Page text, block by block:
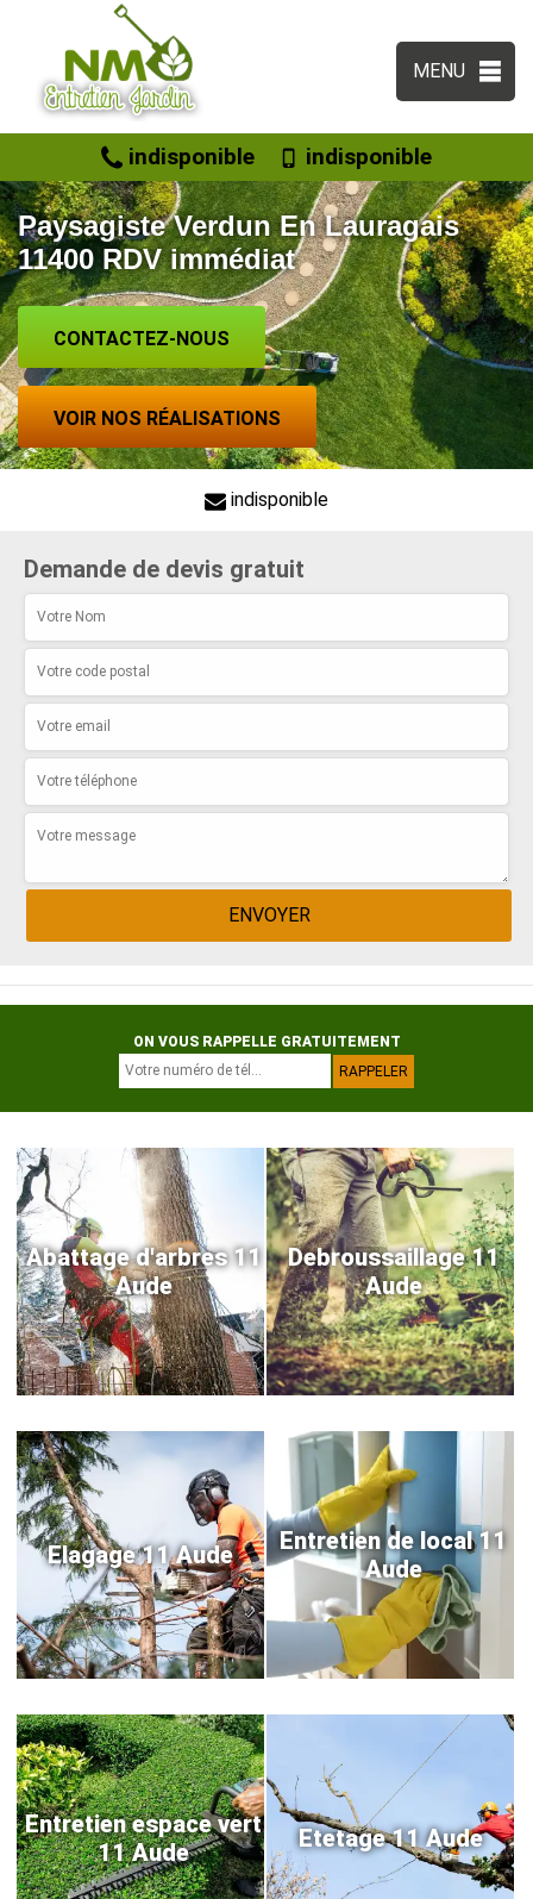
MENU
indisponible indisponible
Paysagiste Verdun En Lauragais
11400 RDV immédiat
CONTACTEZ-NOUS
VOIR NOS RÉALISATIONS
indisponible
Demande de devis gratuit
ON VOUS RAPPELLE GRATUITEMENT
Abattage d'arbres 11
Aude
Debroussaillage 11
Aude
Elagage 11 Aude
Entretien de local 11
Aude
Entretien espace vert
11 Aude
Etetage 11 Aude